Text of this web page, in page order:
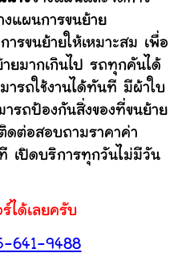
งแผนการขนย้าย
ารขนย้ายให้เหมาะสม เพื่อ
ายมากเกินไป รถทุกคันได้
ารถใช้งานได้ทันที มีผ้าใบ
รถป้องกันสิ่งของที่ขนย้าย
ดต่อสอบถามราคาค่า
เปิดบริการทุกวันไม่มีวัน
ได้เลยครับ
641-9488